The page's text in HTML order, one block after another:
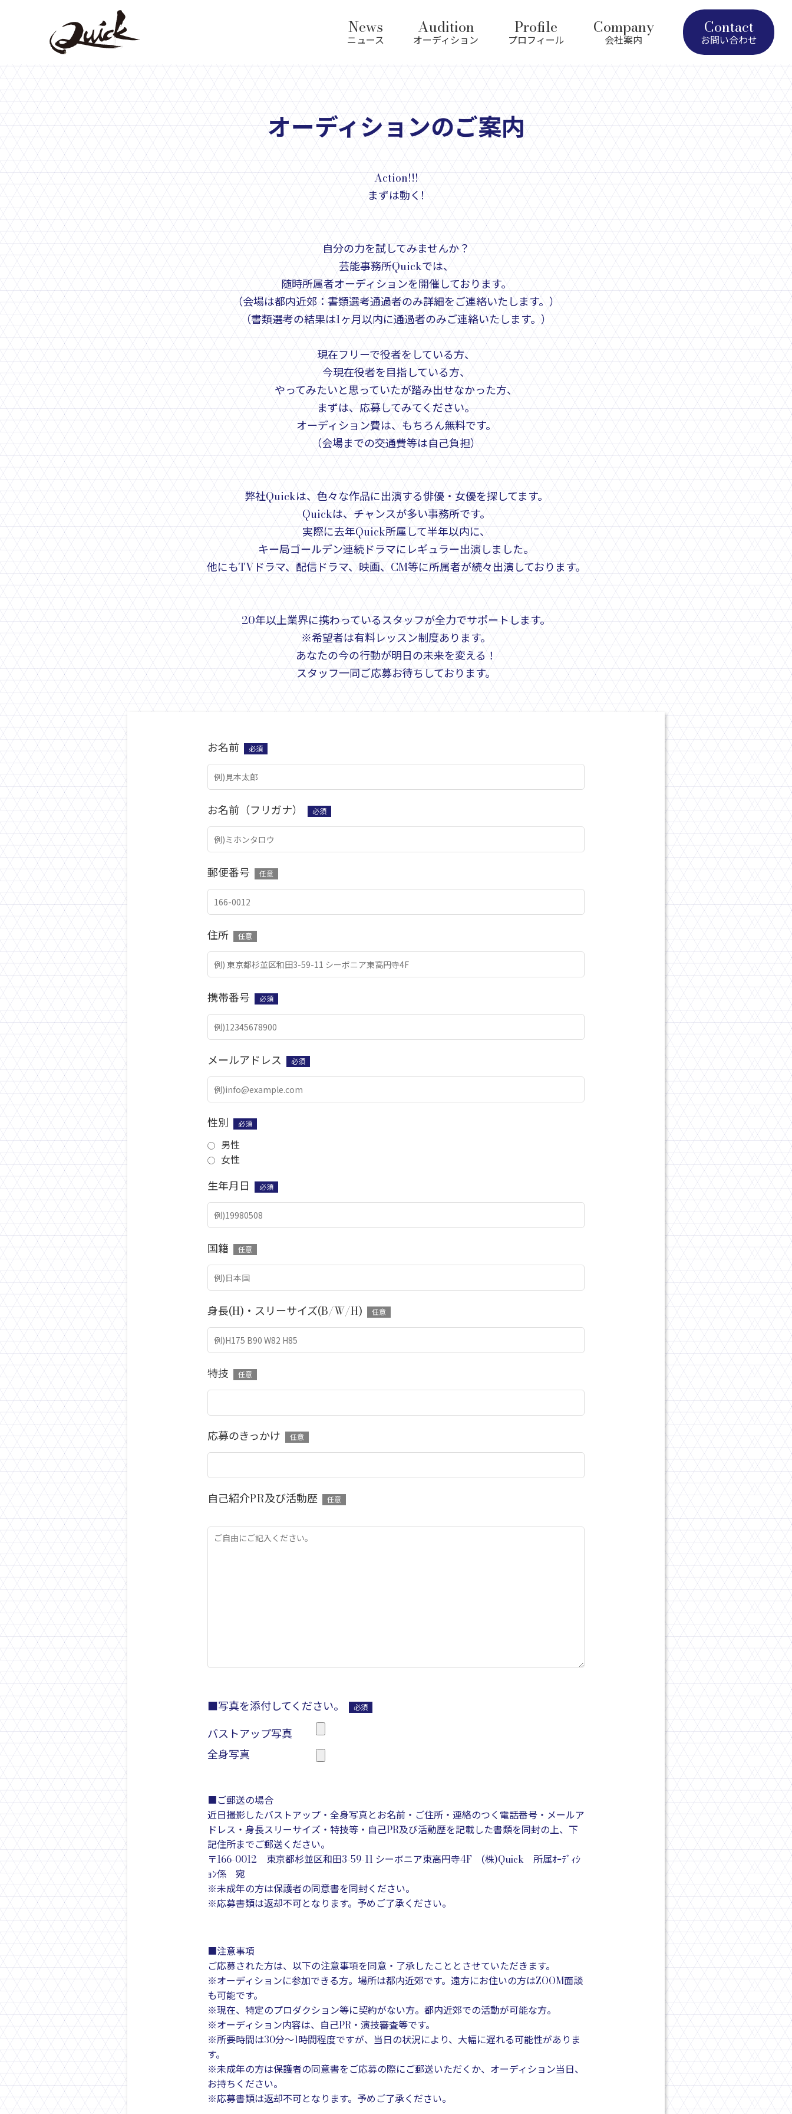
News
ニュース
Audition
オーディション
Profile
プロフィール
Company
会社案内
Contact
お問い合わせ
オーディションのご案内
Action!!!
まずは動く!
自分の力を試してみませんか？
芸能事務所Quickでは、
随時所属者オーディションを開催しております。
（会場は都内近郊：書類選考通過者のみ詳細をご連絡いたします。）
（書類選考の結果は1ヶ月以内に通過者のみご連絡いたします。）
現在フリーで役者をしている方、
今現在役者を目指している方、
やってみたいと思っていたが踏み出せなかった方、
まずは、応募してみてください。
オーディション費は、もちろん無料です。
（会場までの交通費等は自己負担）
弊社Quickは、色々な作品に出演する俳優・女優を探してます。
Quickは、チャンスが多い事務所です。
実際に去年Quick所属して半年以内に、
キー局ゴールデン連続ドラマにレギュラー出演しました。
他にもTVドラマ、配信ドラマ、映画、CM等に所属者が続々出演しております。
20年以上業界に携わっているスタッフが全力でサポートします。
※希望者は有料レッスン制度あります。
あなたの今の行動が明日の未来を変える！
スタッフ一同ご応募お待ちしております。
お名前 必須
お名前（フリガナ） 必須
郵便番号 任意
住所 任意
携帯番号 必須
メールアドレス 必須
性別 必須
男性
女性
生年月日 必須
国籍 任意
身長(H)・スリーサイズ(B/W/H) 任意
特技 任意
応募のきっかけ 任意
自己紹介PR及び活動歴 任意
■写真を添付してください。 必須
バストアップ写真
全身写真
■ご郵送の場合
近日撮影したバストアップ・全身写真とお名前・ご住所・連絡のつく電話番号・メールア
ドレス・身長スリーサイズ・特技等・自己PR及び活動歴を記載した書類を同封の上、下
記住所までご郵送ください。
〒166-0012 東京都杉並区和田3-59-11 シーボニア東高円寺4F (株)Quick 所属ｵｰﾃﾞｨｼ
ｮﾝ係 宛
※未成年の方は保護者の同意書を同封ください。
※応募書類は返却不可となります。予めご了承ください。
■注意事項
ご応募された方は、以下の注意事項を同意・了承したこととさせていただきます。
※オーディションに参加できる方。場所は都内近郊です。遠方にお住いの方はZOOM面談
も可能です。
※現在、特定のプロダクション等に契約がない方。都内近郊での活動が可能な方。
※オーディション内容は、自己PR・演技審査等です。
※所要時間は30分～1時間程度ですが、当日の状況により、大幅に遅れる可能性がありま
す。
※未成年の方は保護者の同意書をご応募の際にご郵送いただくか、オーディション当日、
お持ちください。
※応募書類は返却不可となります。予めご了承ください。